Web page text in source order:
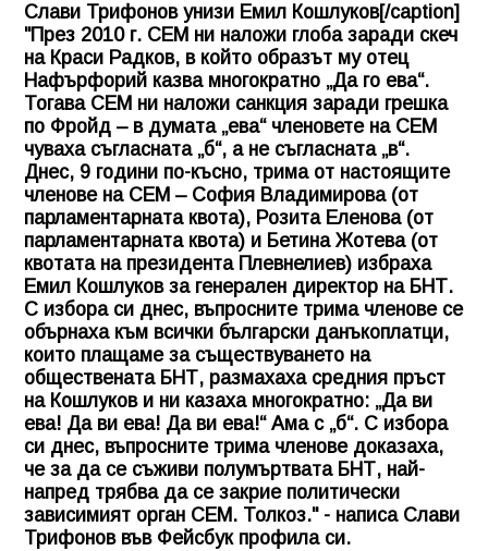
Слави Трифонов унизи Емил Кошлуков[/caption]
"През 2010 г. СЕМ ни наложи глоба заради скеч
на Краси Радков, в който образът му отец
Нафърфорий казва многократно „Да го ева“.
Тогава СЕМ ни наложи санкция заради грешка
по Фройд – в думата „ева“ членовете на СЕМ
чуваха съгласната „б“, а не съгласната „в“.
Днес, 9 години по-късно, трима от настоящите
членове на СЕМ – София Владимирова (от
парламентарната квота), Розита Еленова (от
парламентарната квота) и Бетина Жотева (от
квотата на президента Плевнелиев) избраха
Емил Кошлуков за генерален директор на БНТ.
С избора си днес, въпросните трима членове се
обърнаха към всички български данъкоплатци,
които плащаме за съществуването на
обществената БНТ, размахаха средния пръст
на Кошлуков и ни казаха многократно: „Да ви
ева! Да ви ева! Да ви ева!“ Ама с „б“. С избора
си днес, въпросните трима членове доказаха,
че за да се съживи полумъртвата БНТ, най-
напред трябва да се закрие политически
зависимият орган СЕМ. Толкоз." - написа Слави
Трифонов във Фейсбук профила си.